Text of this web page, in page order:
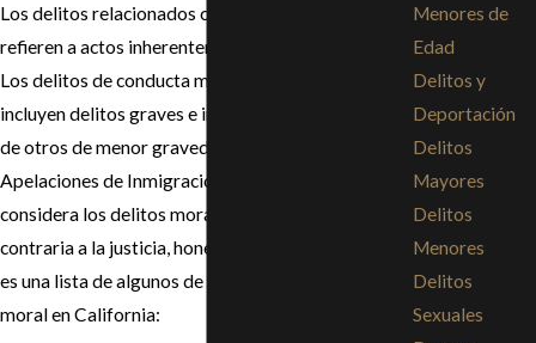
Los delitos relacionados con la conducta moral se
refieren a actos inherentemente malvados o malos.
Los delitos de conducta moral generalmente
incluyen delitos graves e intencionados a diferencia
de otros de menor gravedad. La Junta de
Apelaciones de Inmigración (BIA) a menudo
considera los delitos morales como una conducta
contraria a la justicia, honestidad y moralidad. Ésta
es una lista de algunos de los delitos de conducta
moral en California:
Menores de
Edad
Delitos y
Deportación
Delitos
Mayores
Delitos
Menores
Delitos
Sexuales